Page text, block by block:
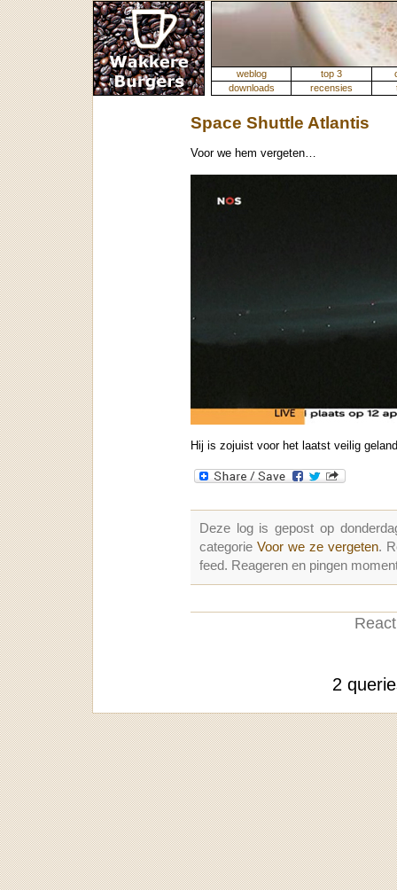
weblog top 3
downloads
recensies
Space Shuttle Atlantis
Voor we hem vergeten…
Hij is zojuist voor het laatst veilig
Deze log is gepost op
categorieVoor we ze vergeten.
feed. Reageren en pingen
2